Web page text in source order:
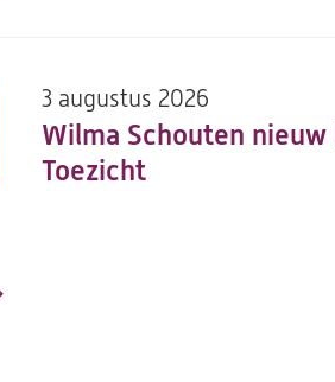
Wilma Schouten nieuw
Toezicht
3 augustus 2026